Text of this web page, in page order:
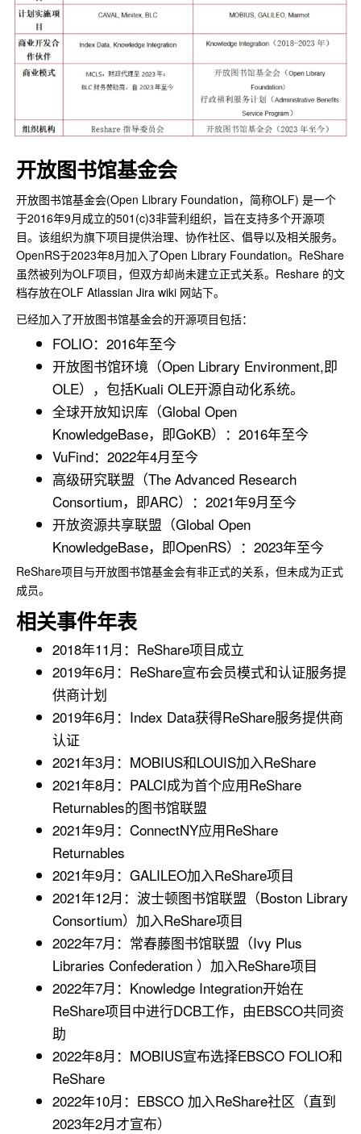
开放图书馆基金会
开放图书馆基金会(Open Library Foundation，简称OLF) 是一个
于2016年9月成立的501(c)3非营利组织，旨在支持多个开源项
目。该组织为旗下项目提供治理、协作社区、倡导以及相关服务。
OpenRS于2023年8月加入了Open Library Foundation。ReShare
虽然被列为OLF项目，但双方却尚未建立正式关系。Reshare 的文
档存放在OLF Atlassian Jira wiki 网站下。
已经加入了开放图书馆基金会的开源项目包括：
FOLIO：2016年至今
开放图书馆环境（Open Library Environment,即
OLE），包括Kuali OLE开源自动化系统。
全球开放知识库（Global Open
KnowledgeBase，即GoKB）：2016年至今
VuFind：2022年4月至今
高级研究联盟（The Advanced Research
Consortium，即ARC）：2021年9月至今
开放资源共享联盟（Global Open
KnowledgeBase，即OpenRS）：2023年至今
ReShare项目与开放图书馆基金会有非正式的关系，但未成为正式
成员。
相关事件年表
2018年11月：ReShare项目成立
2019年6月：ReShare宣布会员模式和认证服务提
供商计划
2019年6月：Index Data获得ReShare服务提供商
认证
2021年3月：MOBIUS和LOUIS加入ReShare
2021年8月：PALCI成为首个应用ReShare
Returnables的图书馆联盟
2021年9月：ConnectNY应用ReShare
Returnables
2021年9月：GALILEO加入ReShare项目
2021年12月：波士顿图书馆联盟（Boston Library
Consortium）加入ReShare项目
2022年7月：常春藤图书馆联盟（Ivy Plus
Libraries Confederation ）加入ReShare项目
2022年7月：Knowledge Integration开始在
ReShare项目中进行DCB工作，由EBSCO共同资
助
2022年8月：MOBIUS宣布选择EBSCO FOLIO和
ReShare
2022年10月：EBSCO 加入ReShare社区（直到
2023年2月才宣布）